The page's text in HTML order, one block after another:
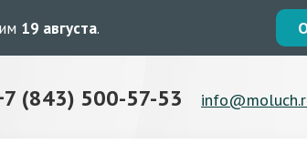
19 августа.
(843) 500-57-53